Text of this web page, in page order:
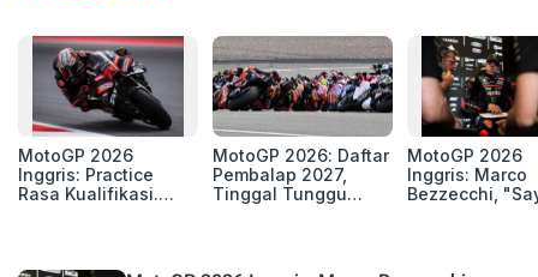
MotoGP 2026
Inggris: Practice
Rasa Kualifikasi.
Silverstone!
MotoGP 2026: Daftar
Pembalap 2027,
Tinggal Tunggu
MotoGP 2026
Inggris: Marco
Bezzecchi,